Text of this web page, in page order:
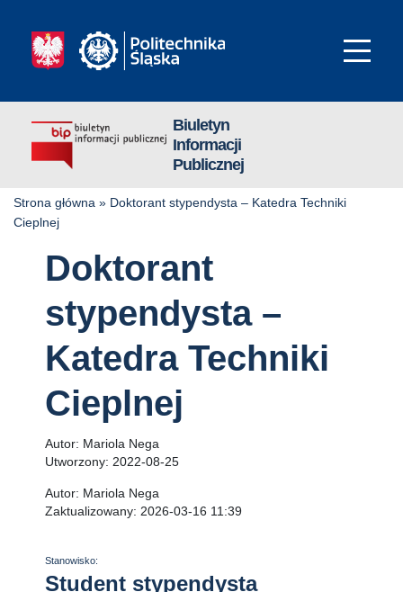
Biuletyn
Informacji
Publicznej
Strona główna » Doktorant stypendysta – Katedra Techniki
Cieplnej
Doktorant
stypendysta –
Katedra Techniki
Cieplnej
Autor: Mariola Nega
Utworzony: 2022-08-25
Autor: Mariola Nega
Zaktualizowany: 2026-03-16 11:39
Stanowisko:
Student stypendysta